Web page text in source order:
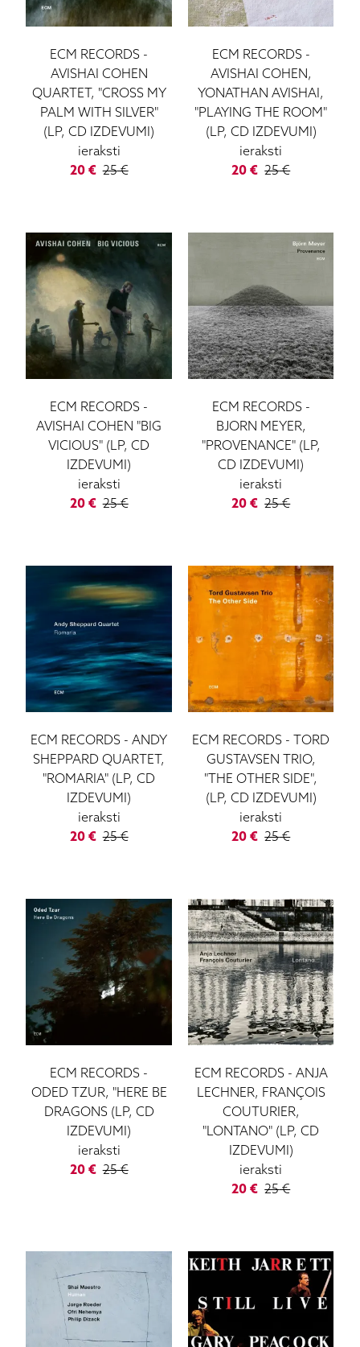
ECM RECORDS -
AVISHAI COHEN
QUARTET, "CROSS MY
PALM WITH SILVER"
(LP, CD IZDEVUMI)
ieraksti
20€ 25€
ECM RECORDS -
AVISHAI COHEN,
YONATHAN AVISHAI,
"PLAYING THE ROOM"
(LP, CD IZDEVUMI)
ieraksti
20 € 25€
ECM RECORDS -
AVISHAI COHEN "BIG
VICIOUS" (LP, CD
IZDEVUMI)
ieraksti
20€ 25€
ECM RECORDS -
BJORN MEYER,
"PROVENANCE" (LP,
CD IZDEVUMI)
ieraksti
20 € 25€
ECM RECORDS -ANDY
SHEPPARD QUARTET,
"ROMARIA" (LP, CD
IZDEVUMI)
ieraksti
20€ 25€
ECM RECORDS -TORD
GUSTAVSEN TRIO,
"THE OTHER SIDE",
(LP, CD IZDEVUMI)
ieraksti
20 € 25€
ECM RECORDS -
ODED TZUR, "HERE BE
DRAGONS (LP, CD
IZDEVUMI)
ieraksti
20€ 25€
ECM RECORDS - ANJA
LECHNER, FRANÇOIS
COUTURIER,
"LONTANO" (LP, CD
IZDEVUMI)
ieraksti
20 € 25€